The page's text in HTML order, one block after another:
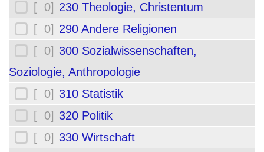
[ 0] 230 Theologie, Christentum
[ 0] 290 Andere Religionen
[ 0] 300 Sozialwissenschaften,
Soziologie, Anthropologie
[ 0] 310 Statistik
[ 0] 320 Politik
[ 0] 330 Wirtschaft